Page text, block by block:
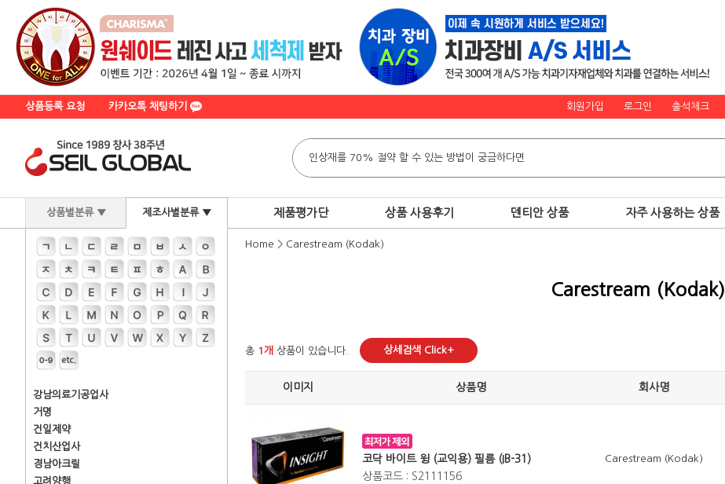
상품등록 요청 카카오톡 채팅하기 회원가입 로그인 출석체크
상품별분류 ▼ 제조사별분류 ▼
강남의료기공업사
거명
건일제약
건치산업사
경남아크릴
고려양행
제품평가단 상품 사용후기 덴티안 상품 자주 사용하는 상품
Home > Carestream (Kodak)
Carestream (Kodak)
총 1개 상품이 있습니다. 상세검색 Click+
이미지 상품명 회사명
코닥 바이트 윙 (교익용) 필름 (IB-31)
상품코드 : S2111156
Carestream (Kodak)